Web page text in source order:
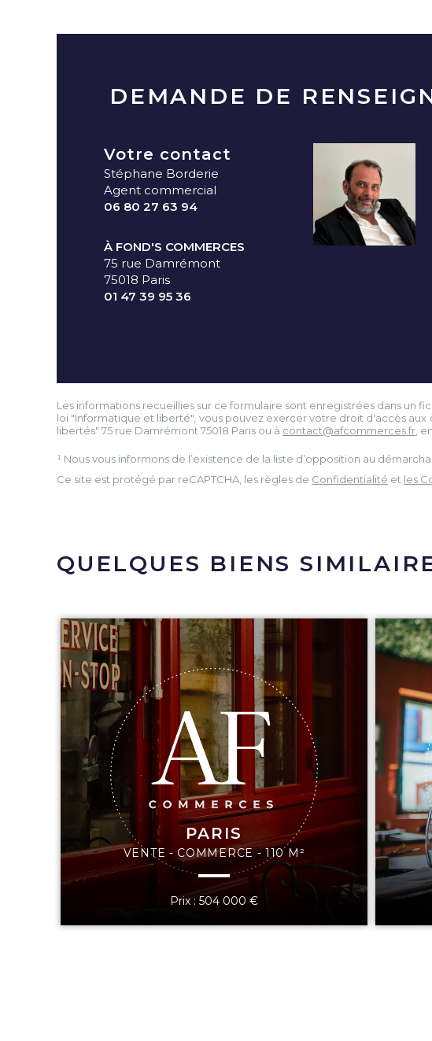
DEMANDE DE
Votre contact
Stéphane Borderie
Agent commercial
06 80 27 63 94
À FOND'S COMMERCES
75 rue Damrémont
75018 Paris
01 47 39 95 36
Les informations recueillies sur ce formulaire sont enregistrées dans un
loi "Informatique et liberté", vous pouvez exercer votre droit d'accès
libertés" 75 rue Damrémont 75018 Paris ou à contact@afcommerces.fr ,
¹ Nous vous informons de l’existence de la liste d’opposition au
Ce site est protégé par reCAPTCHA, les règles de Confidentialité et les
QUELQUES BIENS
PARIS
VENTE - COMMERCE - 110 M²
Prix : 504 000 €